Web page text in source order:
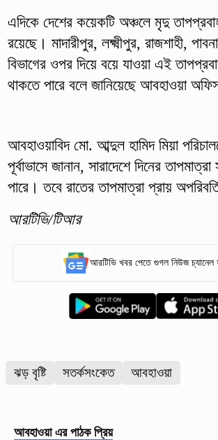
এদিকে দেশের কয়েকটি অঞ্চলে মৃদু
রয়েছে। মাদারীপুর, লক্ষ্মীপুর, রাজশাহী,
বিভাগের ওপর দিয়ে বয়ে যাওয়া এই
থাকতে পারে বলে জানিয়েছে আবহাওয়া
আবহাওয়াবিদ মো. আব্দুল হামিদ মিয়া
পূর্বাভাসে জানান, সারাদেশে দিনের
পারে। তবে রাতের তাপমাত্রা প্রায়
আরটিভি/টিআর
আরটিভি খবর পেতে গুগল নিউজ
ঝড় বৃষ্টি সতর্কসংকেত আবহাওয়া
আবহাওয়া এর পাঠক প্রিয়